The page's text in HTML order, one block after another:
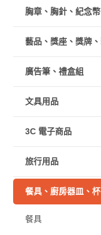
胸章、胸針、紀念幣
藝品、獎座、獎牌
廣告筆、禮盒組
文具用品
3C 電子商品
旅行用品
餐具、廚房器皿、
餐具